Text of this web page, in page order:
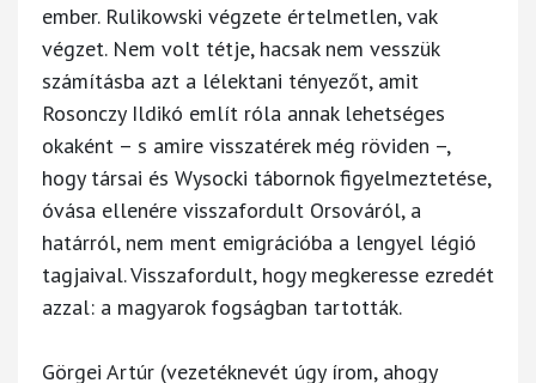
ember. Rulikowski végzete értelmetlen, vak
végzet. Nem volt tétje, hacsak nem vesszük
számításba azt a lélektani tényezőt, amit
Rosonczy Ildikó említ róla annak lehetséges
okaként – s amire visszatérek még röviden –,
hogy társai és Wysocki tábornok figyelmeztetése,
óvása ellenére visszafordult Orsováról, a
határról, nem ment emigrációba a lengyel légió
tagjaival. Visszafordult, hogy megkeresse ezredét
azzal: a magyarok fogságban tartották.
Görgei Artúr (vezetéknevét úgy írom, ahogy